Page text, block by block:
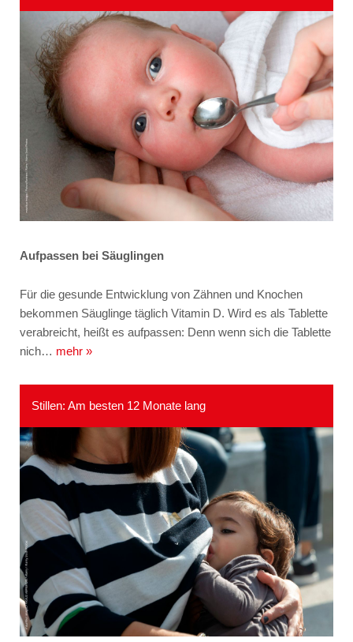
Aufpassen bei Säuglingen
Für die gesunde Entwicklung von Zähnen und Knochen
bekommen Säuglinge täglich Vitamin D. Wird es als Tablette
verabreicht, heißt es aufpassen: Denn wenn sich die Tablette
nich… mehr »
Stillen: Am besten 12 Monate lang